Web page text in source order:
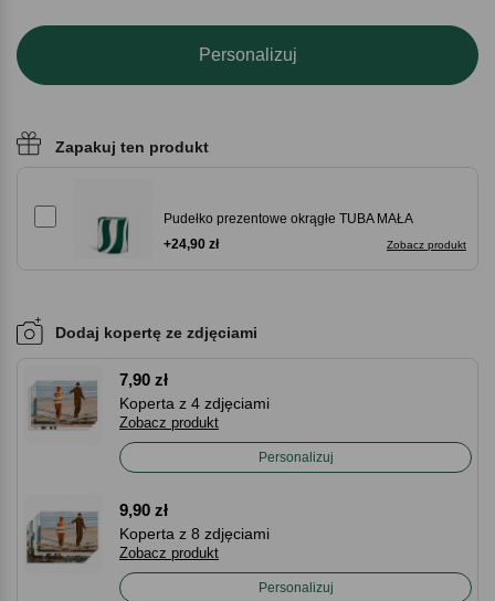
Personalizuj
Zapakuj ten produkt
Pudełko prezentowe okrągłe TUBA MAŁA
Zobacz produkt
+24,90 zł
Dodaj kopertę ze zdjęciami
7,90 zł
Koperta z 4 zdjęciami
Zobacz produkt
Personalizuj
9,90 zł
Koperta z 8 zdjęciami
Zobacz produkt
Personalizuj